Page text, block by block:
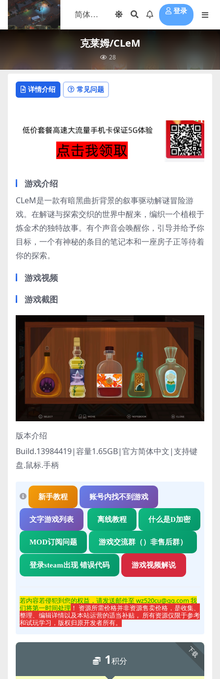
登录
克莱姆/CLeM
28
详情介绍 常见问题
游戏介绍
CLeM是一款有暗黑曲折背景的叙事驱动解谜冒险游
戏。在解谜与探索交织的世界中醒来，编织一个植根于
炼金术的独特故事。有个声音会唤醒你，引导并给予你
目标，一个有神秘的条目的笔记本和一座房子正等待着
你的探索。
游戏视频
游戏截图
版本介绍
Build.13984419|容量1.65GB|官方简体中文|支持键
盘.鼠标.手柄
新手教程 账号内找不到游戏
文字游戏列表 离线教程 什么是D加密
MOD订阅问题 游戏交流群（）非售后群）
登录steam出现 错误代码 游戏视频解说
若内容若侵犯到您的权益，请发送邮件至 wz520cu@qq.com 我
们将第一时间处理 ！ 资源所需价格并非资源售卖价格，是收集、
整理、编辑详情以及本站运营的适当补贴， 所有资源仅限于参考
和试玩学习，版权归原开发者所有。
下载
1积分